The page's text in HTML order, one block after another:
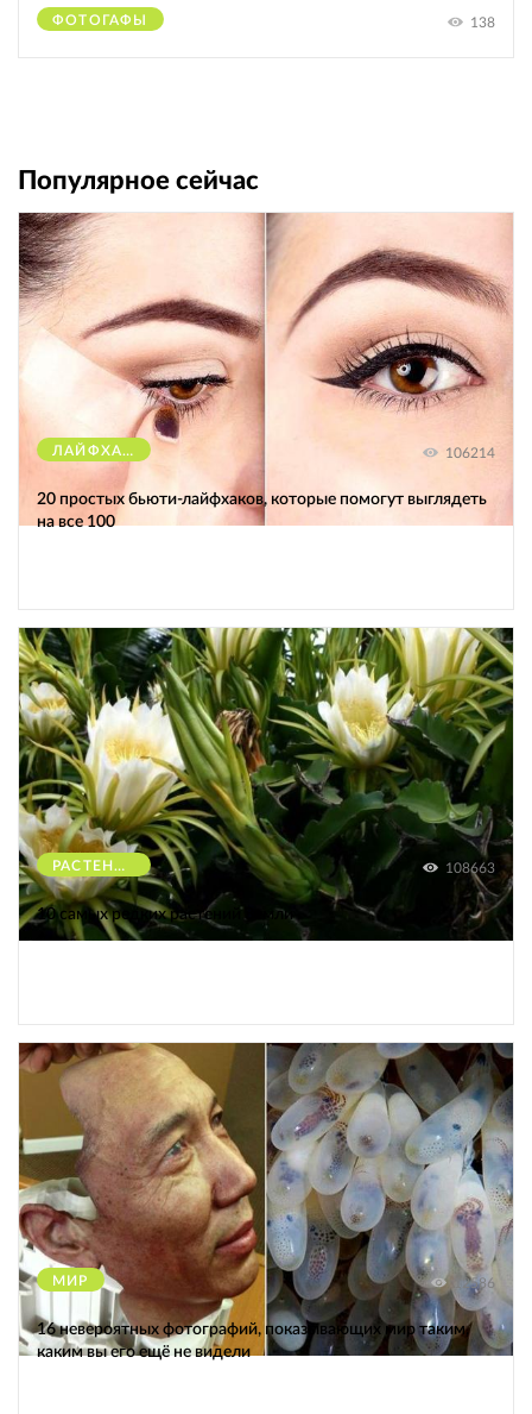
ФОТОГАФЫ 138
Популярное сейчас
ЛАЙФХАКИ 106214
20 простых бьюти-лайфхаков, которые помогут выглядеть
на все 100
РАСТЕНИЯ 108663
10 самых редких растений Земли
МИР 12586
16 невероятных фотографий, показывающих мир таким,
каким вы его ещё не видели